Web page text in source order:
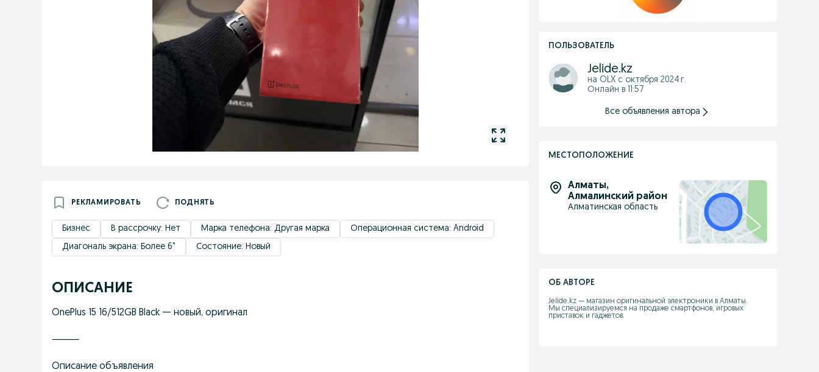
РЕКЛАМИРОВАТЬ ПОДНЯТЬ
Бизнес В рассрочку: Нет Марка телефона: Другая марка
Операционная система: Android
Диагональ экрана: Более 6"
Состояние: Новый
ОПИСАНИЕ
OnePlus 15 16/512GB Black — новый, оригинал
⸻
Описание объявления
ПОЛЬЗОВАТЕЛЬ
Jelide.kz
на OLX с октября 2024 г.
Онлайн в 11:57
Все объявления автора
МЕСТОПОЛОЖЕНИЕ
Алматы,
Алмалинский район
Алматинская область
ОБ АВТОРЕ
Jelide.kz — магазин оригинальной электроники в Алматы.
Мы специализируемся на продаже смартфонов, игровых
приставок и гаджетов.